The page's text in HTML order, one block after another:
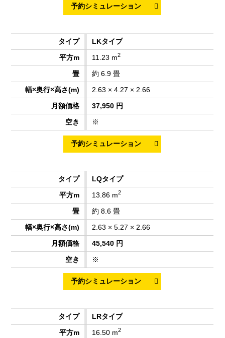
LKタイプ
11.23 m2
約 6.9 畳
2.63 × 4.27 × 2.66
37,950 円
※
LQタイプ
13.86 m2
約 8.6 畳
2.63 × 5.27 × 2.66
45,540 円
※
LRタイプ
16.50 m2